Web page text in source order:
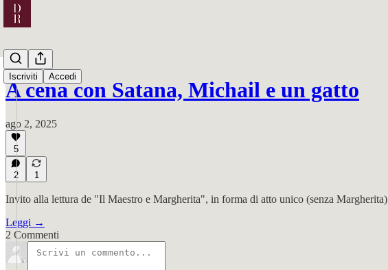
Iscriviti Accedi
A cena con Satana, Michail e un gatto
ago 2, 2025
5
2 1
Invito alla lettura de "Il Maestro e Margherita", in forma di atto unico (senza Margherita)
Leggi →
2 Commenti